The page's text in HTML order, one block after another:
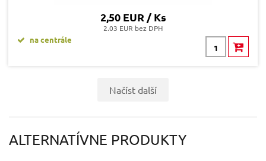
2,50 EUR / Ks
2.03 EUR bez DPH
na centrále
Načíst další
ALTERNATÍVNE PRODUKTY